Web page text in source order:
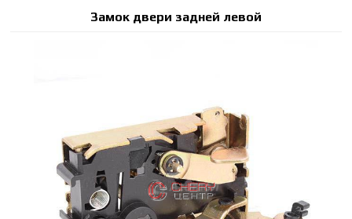
Замок двери задней левой